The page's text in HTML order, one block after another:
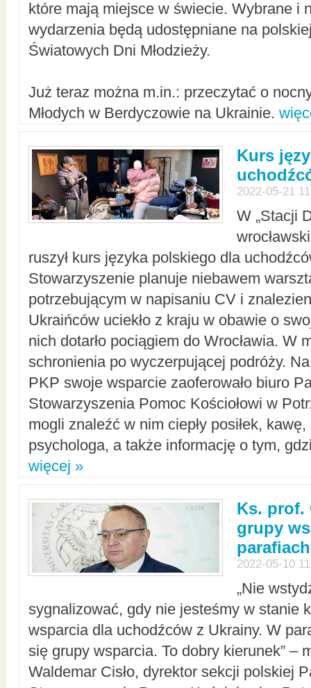
które mają miejsce w świecie. Wybrane i
wydarzenia będą udostępniane na
Światowych Dni Młodzieży.
Już teraz można m.in.: przeczytać o
Młodych w Berdyczowie na Ukrainie.
Kurs
2022-05-21
W „Stacji
ruszył kurs języka polskiego dla
Stowarzyszenie planuje niebawem
potrzebującym w napisaniu CV i
Ukraińców uciekło z kraju w obawie o
nich dotarło pociągiem do Wrocławia. W
schronienia po wyczerpującej podróży.
PKP swoje wsparcie zaoferowało biuro
Stowarzyszenia Pomoc Kościołowi w
mogli znaleźć w nim ciepły posiłek,
psychologa, a także informację o tym,
więcej »
Ks. prof.
grupy
parafiach
2022-05-10
„Nie
sygnalizować, gdy nie jesteśmy w stanie
wsparcia dla uchodźców z Ukrainy. W
się grupy wsparcia. To dobry kierunek” –
Waldemar Cisło, dyrektor sekcji polskiej